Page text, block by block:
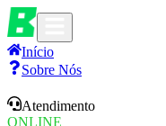
Início
Sobre Nós
Atendimento
ONLINE